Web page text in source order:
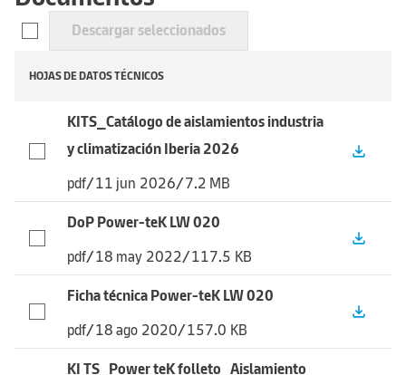
Descargar seleccionados
HOJAS DE DATOS TÉCNICOS
KITS_Catálogo de aislamientos industria
y climatización Iberia 2026
pdf/11 jun 2026/7.2 MB
file_download
DoP Power-teK LW 020
pdf/18 may 2022/117.5 KB
file_download
Ficha técnica Power-teK LW 020
pdf/18 ago 2020/157.0 KB
file_download
KI TS_Power teK folleto_Aislamiento